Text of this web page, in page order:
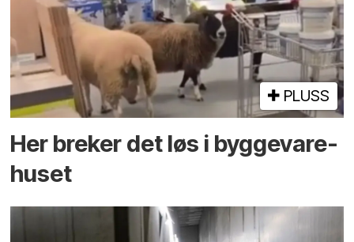
PLUSS
Her breker det løs i bygge­vare­
huset